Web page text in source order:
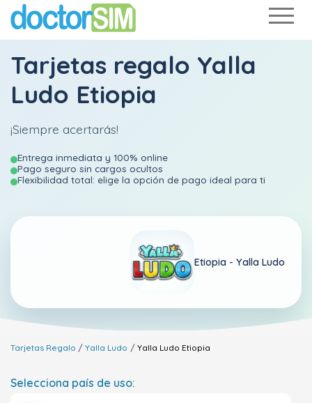
Tarjetas regalo Yalla
Ludo Etiopia
¡Siempre acertarás!
Entrega inmediata y 100% online
Pago seguro sin cargos ocultos
Flexibilidad total: elige la opción de pago ideal para ti
Etiopia - Yalla Ludo
Tarjetas Regalo Yalla Ludo Yalla Ludo Etiopia
Selecciona país de uso: